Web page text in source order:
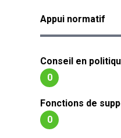
Appui normatif
Conseil en
0
Fonctions de
0